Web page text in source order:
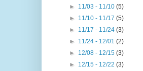
► 11/03 - 11/10(5)
► 11/10 - 11/17(5)
► 11/17 - 11/24(3)
► 11/24 - 12/01(2)
► 12/08 - 12/15(3)
► 12/15 - 12/22(3)